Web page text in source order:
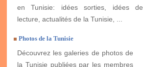
en Tunisie: idées sorties, idées de
lecture, actualités de la Tunisie, ...
Photos de la Tunisie
Découvrez les galeries de photos de
la Tunisie publiées par les membres